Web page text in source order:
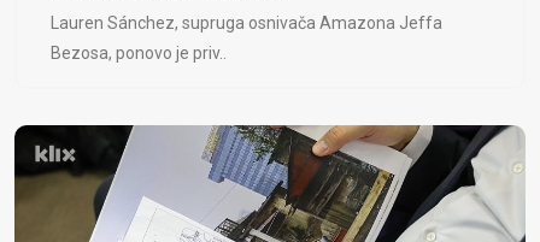
Lauren Sánchez, supruga osnivača Amazona Jeffa
Bezosa, ponovo je priv..